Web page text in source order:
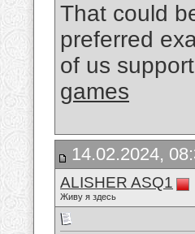
That could
preferred
of us
games
14.02.2024,
ALISHER ASQ1
Живу я здесь